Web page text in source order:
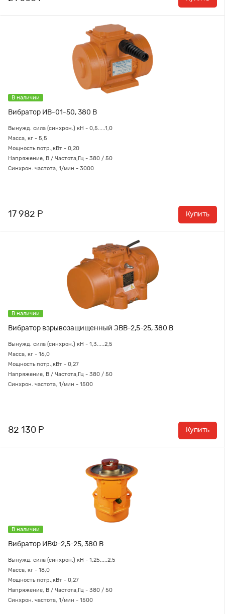
В наличии
Вибратор ИВ-01-50, 380 В
Вынужд. сила (синхрон.) кН - 0,5.....1,0
Масса, кг - 5,5
Мощность потр.,кВт - 0,20
Напряжение, В / Частота,Гц - 380 / 50
Синхрон. частота, 1/мин - 3000
17 982 Р Купить
В наличии
Вибратор взрывозащищенный ЭВВ-2,5-25, 380 В
Вынужд. сила (синхрон.) кН - 1,3.....2,5
Масса, кг - 16,0
Мощность потр.,кВт - 0,27
Напряжение, В / Частота,Гц - 380 / 50
Синхрон. частота, 1/мин - 1500
82 130 Р Купить
В наличии
Вибратор ИВФ-2,5-25, 380 В
Вынужд. сила (синхрон.) кН - 1,25.....2,5
Масса, кг - 18,0
Мощность потр.,кВт - 0,27
Напряжение, В / Частота,Гц - 380 / 50
Синхрон. частота, 1/мин - 1500